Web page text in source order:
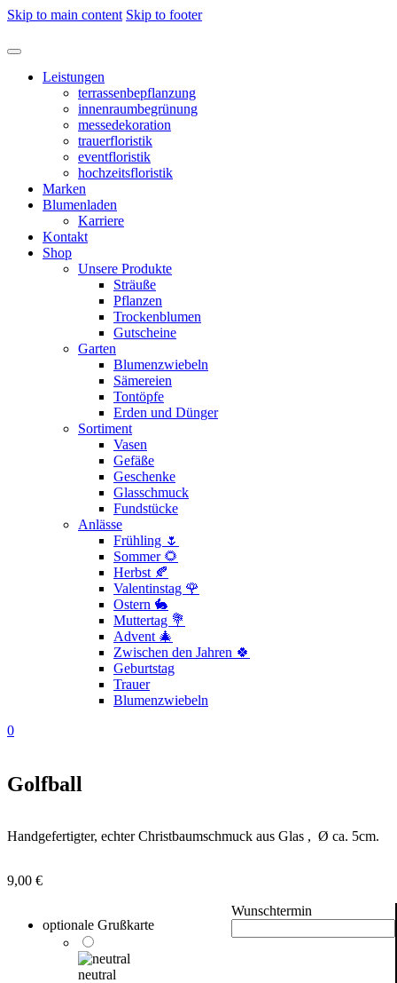
Skip to main content Skip to footer
Leistungen
terrassenbepflanzung
innenraumbegrünung
messedekoration
trauerfloristik
eventfloristik
hochzeitsfloristik
Marken
Blumenladen
Karriere
Kontakt
Shop
Unsere Produkte
Sträuße
Pflanzen
Trockenblumen
Gutscheine
Garten
Blumenzwiebeln
Sämereien
Tontöpfe
Erden und Dünger
Sortiment
Vasen
Gefäße
Geschenke
Glasschmuck
Fundstücke
Anlässe
Frühling 🌷
Sommer 🌻
Herbst 🍂
Valentinstag 🌹
Ostern 🐇
Muttertag 💐
Advent 🎄
Zwischen den Jahren 🍀
Geburtstag
Trauer
Blumenzwiebeln
0
Golfball
Handgefertigter, echter Christbaumschmuck aus Glas , Ø ca. 5cm.
9,00 €
optionale Grußkarte
neutral
Wunschtermin